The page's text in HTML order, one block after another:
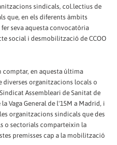
sindicals, col.lectius de
que, en els diferents àmbits
seva aquesta convocatòria
social i desmobilització de CCOO
comptar, en aquesta última
organitzacions locals o
Assembleari de Sanitat de
Vaga General de l'15M a Madrid, i
organitzacions sindicals que des
o sectorials comparteixin la
premisses cap a la mobilització